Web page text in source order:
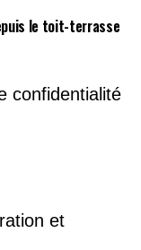
le toit-terrasse
confidentialité
et